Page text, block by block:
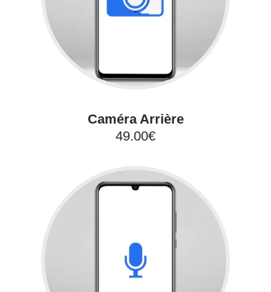
Caméra Arrière
49.00€